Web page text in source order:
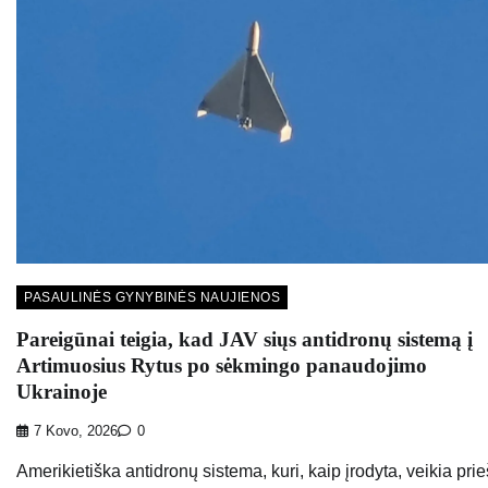
PASAULINĖS GYNYBINĖS NAUJIENOS
Pareigūnai teigia, kad JAV siųs antidronų sistemą į
Artimuosius Rytus po sėkmingo panaudojimo
Ukrainoje
7 Kovo, 2026 0
Amerikietiška antidronų sistema, kuri, kaip įrodyta, veikia